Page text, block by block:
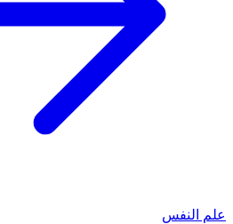
علم النفس